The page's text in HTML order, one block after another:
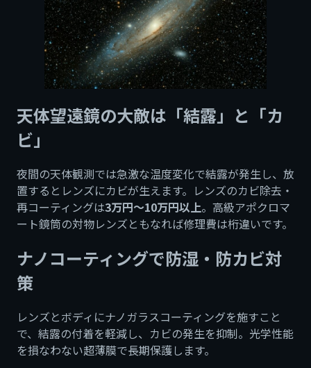
天体望遠鏡の大敵は「結露」と「カ
ビ」
夜間の天体観測では急激な温度変化で結露が発生し、放
置するとレンズにカビが生えます。レンズのカビ除去・
再コーティングは3万円〜10万円以上。高級アポクロマ
ート鏡筒の対物レンズともなれば修理費は桁違いです。
ナノコーティングで防湿・防カビ対
策
レンズとボディにナノガラスコーティングを施すこと
で、結露の付着を軽減し、カビの発生を抑制。光学性能
を損なわない超薄膜で長期保護します。